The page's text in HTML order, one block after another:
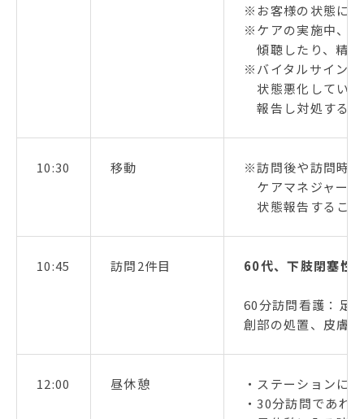
※お客様の状態に
※ケアの実施中、
傾聴したり、精
※バイタルサイン
状態悪化してい
報告し対処する。
10:30 移動
※訪問後や訪問時
ケアマネジャー
状態報告するこ
10:45 訪問2件目 60代、下肢閉塞性
60分訪問看護：足
創部の処置、皮膚
12:00 昼休憩
・ステーションに
・30分訪問であれ